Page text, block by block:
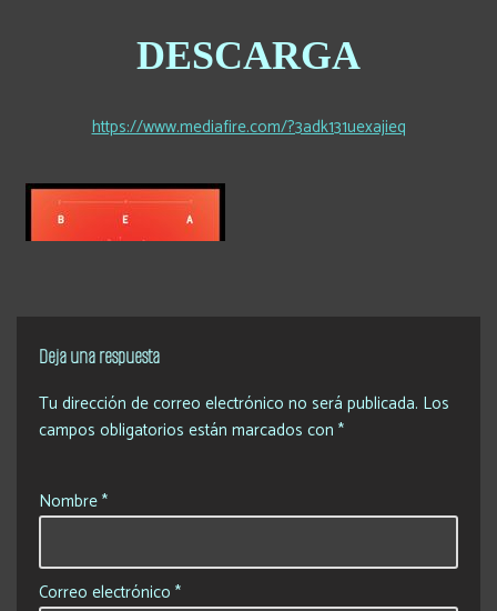
DESCARGA
https://www.mediafire.com/?3adk131uexajieq
Deja una respuesta
Tu dirección de correo electrónico no será publicada. Los
campos obligatorios están marcados con *
Nombre*
Correo electrónico *